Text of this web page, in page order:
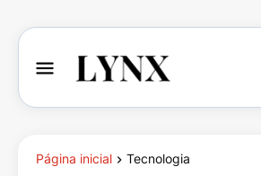
Página inicial Tecnologia